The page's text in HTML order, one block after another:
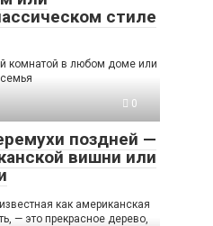
стиле
комнатой в любом доме или
0
поздней —
вишни или
как американская
— это прекрасное дерево,